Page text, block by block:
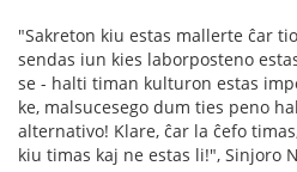
"Sakreton kiu estas mallerte ĉar
sendas iun kies laborposteno
se - halti timan kulturon estas
ke, malsucesego dum ties peno
alternativo! Klare, ĉar la ĉefo
kiu timas kaj ne estas li!", Sinjoro